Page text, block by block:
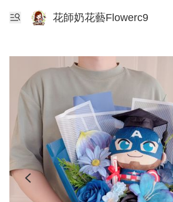
花師奶花藝Flowerc9